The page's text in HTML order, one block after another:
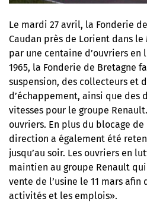
Le mardi 27 avril, la Fonderie
Caudan près de Lorient dans
par une centaine d’ouvriers
1965, la Fonderie de Bretagne
suspension, des collecteurs et
d’échappement, ainsi que
vitesses pour le groupe
ouvriers. En plus du blocage de
direction a également été
jusqu’au soir. Les ouvriers en
maintien au groupe Renault
vente de l’usine le 11 mars afin
activités et les emplois».